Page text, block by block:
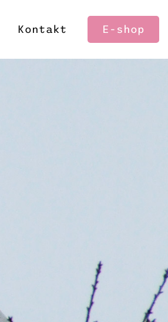
Kontakt E-shop